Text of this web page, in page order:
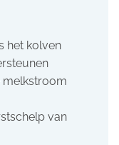
het kolven
melkstroom
van